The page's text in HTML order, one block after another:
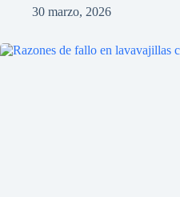
30 marzo, 2026